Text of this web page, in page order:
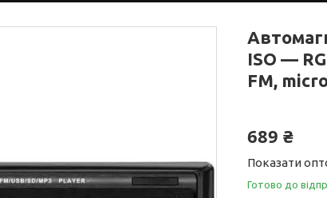
ISO —
FM,
689 ₴
Показати
Готово до